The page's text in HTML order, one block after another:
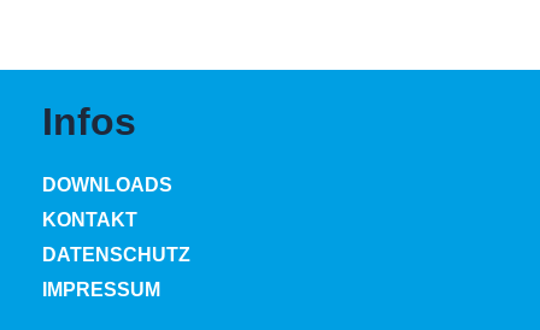
Infos
DOWNLOADS
KONTAKT
DATENSCHUTZ
IMPRESSUM